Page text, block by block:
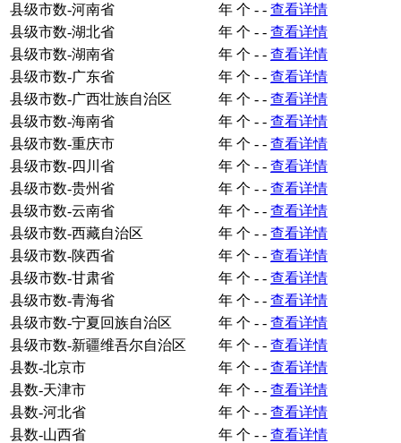
县级市数-河南省
年 个 - - 查看详情
县级市数-湖北省
年 个 - - 查看详情
县级市数-湖南省
年 个 - - 查看详情
县级市数-广东省
年 个 - - 查看详情
县级市数-广西壮族自治区
年 个 - - 查看详情
县级市数-海南省
年 个 - - 查看详情
县级市数-重庆市
年 个 - - 查看详情
县级市数-四川省
年 个 - - 查看详情
县级市数-贵州省
年 个 - - 查看详情
县级市数-云南省
年 个 - - 查看详情
县级市数-西藏自治区
年 个 - - 查看详情
县级市数-陕西省
年 个 - - 查看详情
县级市数-甘肃省
年 个 - - 查看详情
县级市数-青海省
年 个 - - 查看详情
县级市数-宁夏回族自治区
年 个 - - 查看详情
县级市数-新疆维吾尔自治区
年 个 - - 查看详情
县数-北京市
年 个 - - 查看详情
县数-天津市
年 个 - - 查看详情
县数-河北省
年 个 - - 查看详情
县数-山西省
年 个 - - 查看详情